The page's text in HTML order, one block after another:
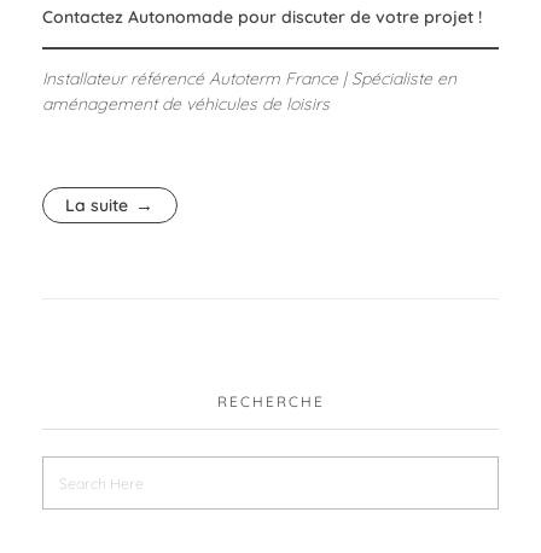
Contactez Autonomade pour discuter de votre projet !
Installateur référencé Autoterm France | Spécialiste en
aménagement de véhicules de loisirs
La suite
RECHERCHE